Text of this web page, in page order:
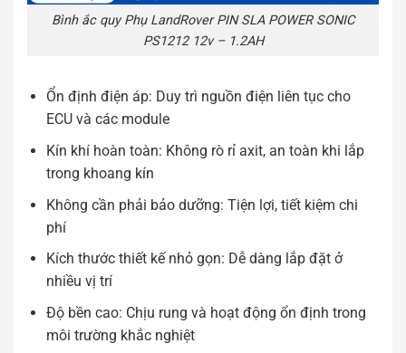
Bình ắc quy Phụ LandRover PIN SLA POWER SONIC
PS1212 12v – 1.2AH
Ổn định điện áp: Duy trì nguồn điện liên tục cho
ECU và các module
Kín khí hoàn toàn: Không rò rỉ axit, an toàn khi lắp
trong khoang kín
Không cần phải bảo dưỡng: Tiện lợi, tiết kiệm chi
phí
Kích thước thiết kế nhỏ gọn: Dễ dàng lắp đặt ở
nhiều vị trí
Độ bền cao: Chịu rung và hoạt động ổn định trong
môi trường khắc nghiệt